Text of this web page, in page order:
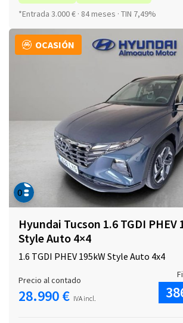
*Entrada 3.000 € · 84 meses · TIN 7,49%
OCASIÓN
Hyundai Tucson 1.6 TGDI PHEV
Style Auto 4×4
1.6 TGDI PHEV 195kW Style Auto 4x4
Precio al contado
28.990 € IVA incl.